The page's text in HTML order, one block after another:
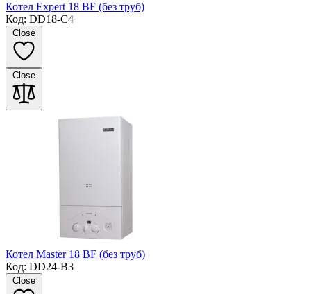
Котел Expert 18 BF (без труб)
Код: DD18-C4
Close
Close
Котел Master 18 BF (без труб)
Код: DD24-B3
Close